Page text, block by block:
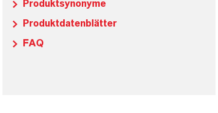
Produktsynonyme
Produktdatenblätter
FAQ